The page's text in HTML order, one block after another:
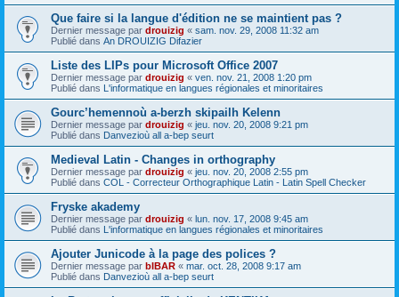
Que faire si la langue d'édition ne se maintient pas ?
Dernier message par drouizig « sam. nov. 29, 2008 11:32 am
Publié dans An DROUIZIG Difazier
Liste des LIPs pour Microsoft Office 2007
Dernier message par drouizig « ven. nov. 21, 2008 1:20 pm
Publié dans L'informatique en langues régionales et minoritaires
Gourc’hemennoù a-berzh skipailh Kelenn
Dernier message par drouizig « jeu. nov. 20, 2008 9:21 pm
Publié dans Danvezioù all a-bep seurt
Medieval Latin - Changes in orthography
Dernier message par drouizig « jeu. nov. 20, 2008 2:55 pm
Publié dans COL - Correcteur Orthographique Latin - Latin Spell Checker
Fryske akademy
Dernier message par drouizig « lun. nov. 17, 2008 9:45 am
Publié dans L'informatique en langues régionales et minoritaires
Ajouter Junicode à la page des polices ?
Dernier message par bIBAR « mar. oct. 28, 2008 9:17 am
Publié dans Danvezioù all a-bep seurt